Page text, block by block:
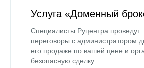
Услуга «Доменный
Специалисты Руцентра проведут
переговоры с администратором
его продаже по вашей цене и
безопасную сделку.